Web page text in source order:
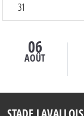
31
06
AOÛT